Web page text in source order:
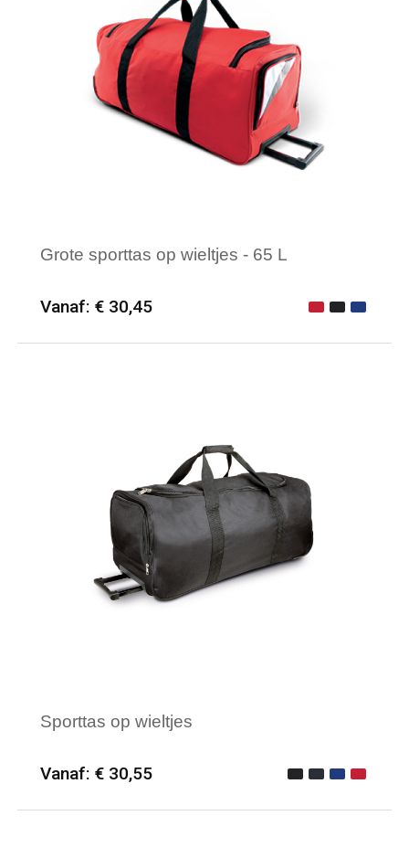
Grote sporttas op wieltjes - 65 L
Vanaf: € 30,45
Minimale afname: 6
Sporttas op wieltjes
Vanaf: € 30,55
Minimale afname: 6